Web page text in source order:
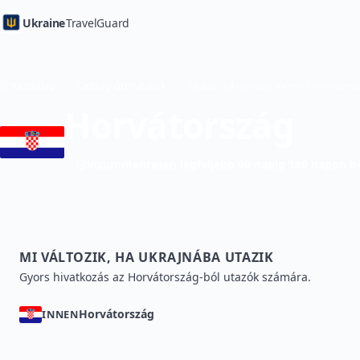
UkraineTravelGuard
MI VÁLTOZIK, HA UKRAJNÁBA UTAZIK
Gyors hivatkozás az Horvátország-ból utazók számára.
INNENHorvátország